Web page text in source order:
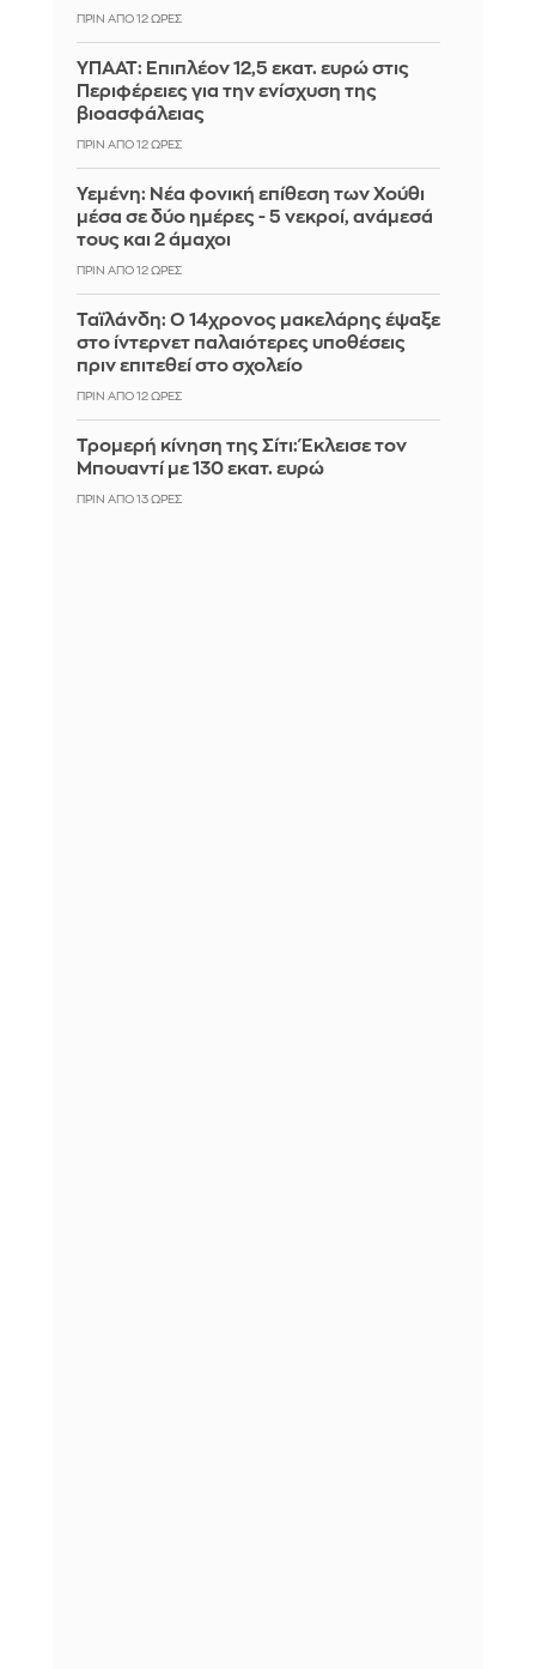
ΠΡΙΝ ΑΠΌ 12 ΏΡΕΣ
ΥΠΑΑΤ: Επιπλέον 12,5 εκατ. ευρώ στις
Περιφέρειες για την ενίσχυση της
βιοασφάλειας
ΠΡΙΝ ΑΠΌ 12 ΏΡΕΣ
Υεμένη: Νέα φονική επίθεση των Χούθι
μέσα σε δύο ημέρες - 5 νεκροί, ανάμεσά
τους και 2 άμαχοι
ΠΡΙΝ ΑΠΌ 12 ΏΡΕΣ
Ταϊλάνδη: Ο 14χρονος μακελάρης έψαξε
στο ίντερνετ παλαιότερες υποθέσεις
πριν επιτεθεί στο σχολείο
ΠΡΙΝ ΑΠΌ 12 ΏΡΕΣ
Τρομερή κίνηση της Σίτι: Έκλεισε τον
Μπουαντί με 130 εκατ. ευρώ
ΠΡΙΝ ΑΠΌ 13 ΏΡΕΣ